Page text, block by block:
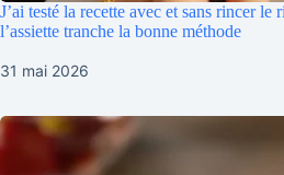
J’ai testé la recette avec et sans rincer le
l’assiette tranche la bonne méthode
31 mai 2026